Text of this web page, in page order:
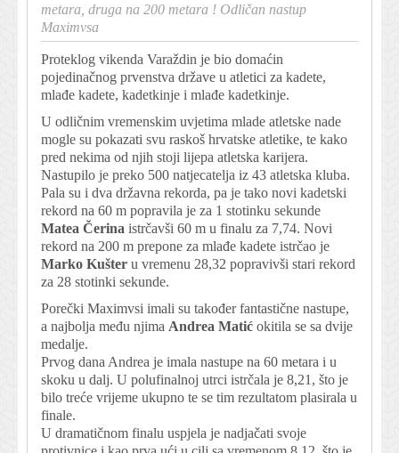
metara, druga na 200 metara ! Odličan nastup
Maximvsa
Proteklog vikenda Varaždin je bio domaćin
pojedinačnog prvenstva države u atletici za kadete,
mlađe kadete, kadetkinje i mlađe kadetkinje.
U odličnim vremenskim uvjetima mlade atletske nade
mogle su pokazati svu raskoš hrvatske atletike, te kako
pred nekima od njih stoji lijepa atletska karijera.
Nastupilo je preko 500 natjecatelja iz 43 atletska kluba.
Pala su i dva državna rekorda, pa je tako novi kadetski
rekord na 60 m popravila je za 1 stotinku sekunde
Matea Čerina istrčavši 60 m u finalu za 7,74. Novi
rekord na 200 m prepone za mlađe kadete istrčao je
Marko Kušter u vremenu 28,32 popravivši stari rekord
za 28 stotinki sekunde.
Porečki Maximvsi imali su također fantastične nastupe,
a najbolja među njima Andrea Matić okitila se sa dvije
medalje.
Prvog dana Andrea je imala nastupe na 60 metara i u
skoku u dalj. U polufinalnoj utrci istrčala je 8,21, što je
bilo treće vrijeme ukupno te se tim rezultatom plasirala u
finale.
U dramatičnom finalu uspjela je nadjačati svoje